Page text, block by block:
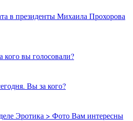
в президенты Михаила Прохорова
вы голосовали?
Вы за кого?
Эротика > Фото Вам интересны